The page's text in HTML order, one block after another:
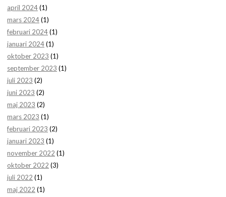
april 2024(1)
mars 2024(1)
februari 2024(1)
januari 2024(1)
oktober 2023 (1)
september 2023 (1)
juli 2023 (2)
juni 2023 (2)
maj 2023 (2)
mars 2023 (1)
februari 2023 (2)
januari 2023 (1)
november 2022 (1)
oktober 2022 (3)
juli 2022 (1)
maj 2022 (1)